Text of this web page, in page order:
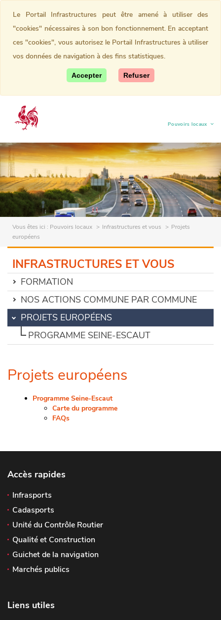
Pouvoirs locaux
(current)
Vous êtes ici : Pouvoirs locaux Infrastructures et vous
Projets
européens
INFRASTRUCTURES ET VOUS
FORMATION
NOS ACTIONS COMMUNE PAR COMMUNE
PROJETS EUROPÉENS
PROGRAMME SEINE-ESCAUT
Projets européens
Programme Seine-Escaut
Carte du programme
FAQs
Accès rapides
Infrasports
Cadasports
Unité du Contrôle Routier
Qualité et Construction
Guichet de la navigation
Marchés publics
Liens utiles
Le Portail Infrastructures peut être amené à utiliser des
"cookies" nécessaires à son bon fonctionnement. En acceptant
ces "cookies", vous autorisez le Portail Infrastructures à utiliser
vos données de navigation à des fins statistiques.
Accepter Refuser